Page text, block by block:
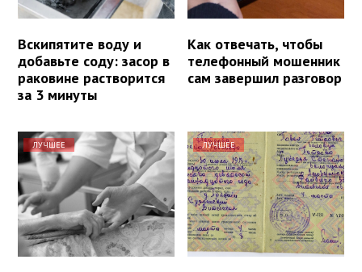
Вскипятите воду и
добавьте соду: засор в
раковине растворится
за 3 минуты
Как отвечать, чтобы
телефонный мошенник
сам завершил разговор
ЛУЧШЕЕ ЛУЧШЕЕ